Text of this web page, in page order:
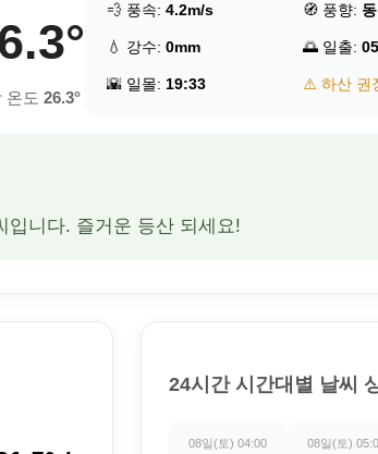
온도 26.3°
💨 풍속: 4.2m/s 🧭 풍향:
💧 강수: 0mm 🌅 일출:
🌇 일몰: 19:33 ⚠️ 하산 권
입니다. 즐거운 등산 되세요!
24시간 시간대별 날씨
08일(토) 04:00 08일(토)